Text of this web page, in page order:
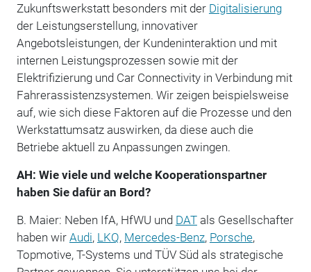
Zukunftswerkstatt besonders mit der ­ Digitalisierung
der Leistungserstellung, innovativer
Angebotsleistungen, der Kundeninteraktion und mit
internen Leistungsprozessen sowie mit der
Elektrifizierung und Car Connectivity in Verbindung mit
Fahrerassistenzsystemen. Wir zeigen beispielsweise
auf, wie sich diese Faktoren auf die Prozesse und den
Werkstattumsatz auswirken, da diese auch die
Betriebe aktuell zu Anpassungen zwingen.
AH: Wie viele und welche Kooperationspartner
haben Sie dafür an Bord?
B. Maier: Neben IfA, HfWU und DATals Gesellschafter
haben wir Audi, LKQ, Mercedes-Benz, Porsche,
Topmotive, T-Systems und TÜV Süd als strategische